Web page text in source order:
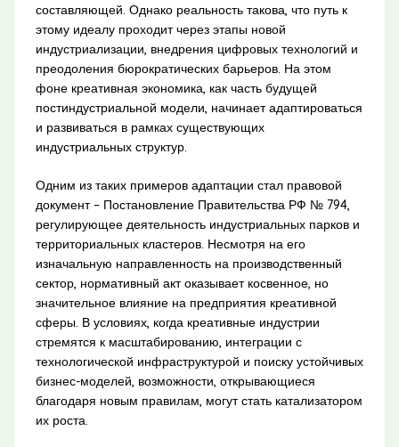
составляющей. Однако реальность такова, что путь к
этому идеалу проходит через этапы новой
индустриализации, внедрения цифровых технологий и
преодоления бюрократических барьеров. На этом
фоне креативная экономика, как часть будущей
постиндустриальной модели, начинает адаптироваться
и развиваться в рамках существующих
индустриальных структур.
Одним из таких примеров адаптации стал правовой
документ – Постановление Правительства РФ № 794,
регулирующее деятельность индустриальных парков и
территориальных кластеров. Несмотря на его
изначальную направленность на производственный
сектор, нормативный акт оказывает косвенное, но
значительное влияние на предприятия креативной
сферы. В условиях, когда креативные индустрии
стремятся к масштабированию, интеграции с
технологической инфраструктурой и поиску устойчивых
бизнес-моделей, возможности, открывающиеся
благодаря новым правилам, могут стать катализатором
их роста.